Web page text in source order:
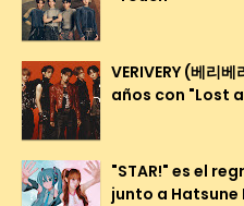
VERIVERY (베리
años con "Lost
"STAR!" es el
junto a Hatsune